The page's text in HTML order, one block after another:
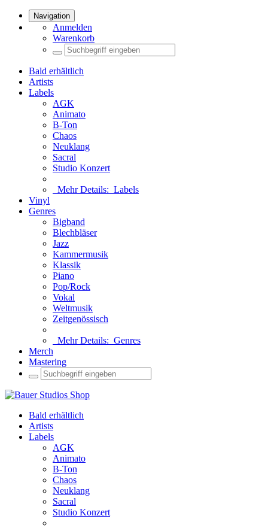
Navigation
Anmelden
Warenkorb
Bald erhältlich
Artists
Labels
AGK
Animato
B-Ton
Chaos
Neuklang
Sacral
Studio Konzert
Mehr Details: Labels
Vinyl
Genres
Bigband
Blechbläser
Jazz
Kammermusik
Klassik
Piano
Pop/Rock
Vokal
Weltmusik
Zeitgenössisch
Mehr Details: Genres
Merch
Mastering
Bald erhältlich
Artists
Labels
AGK
Animato
B-Ton
Chaos
Neuklang
Sacral
Studio Konzert